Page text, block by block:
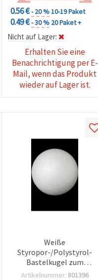
0.56 €- 20 %10-19 Paket
0.49 €- 30 % 20 Paket +
Nicht auf Lager:
Erhalten Sie eine
Benachrichtigung per E-
Mail, wenn das Produkt
wieder auf Lager ist.
Weiße
Styropor-/Polystyrol-
Bastelkugel zum
Dekorieren, Ø 150 mm – 1
Artikelnummer: 801396